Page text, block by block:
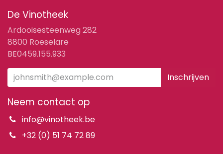
De Vinotheek
Ardooisesteenweg 282
8800 Roeselare
BE0459.155.933
Inschrijven
Neem contact op
info@vinotheek.be
+32 (0) 51 74 72 89